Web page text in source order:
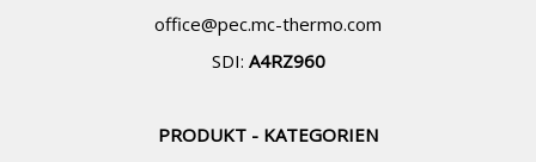
office@pec.mc-thermo.com
SDI: A4RZ960
PRODUKT - KATEGORIEN